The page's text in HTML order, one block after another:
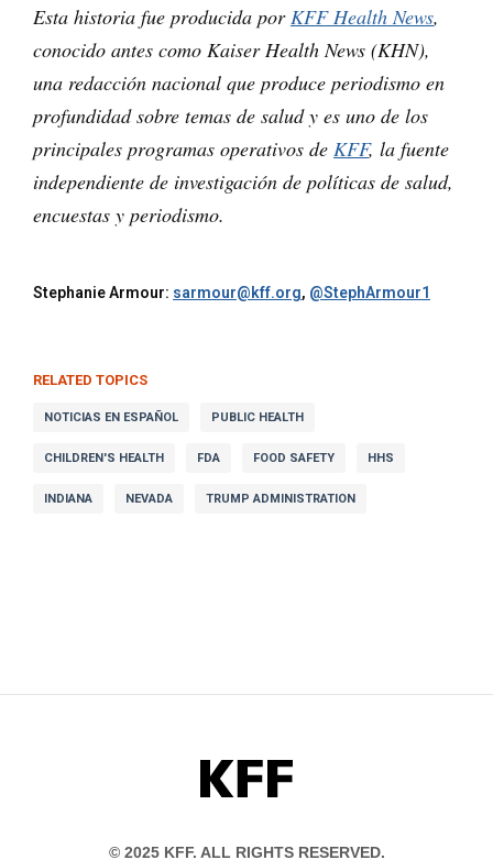
Esta historia fue producida porKFF Health News,
conocido antes como Kaiser Health News (KHN),
una redacción nacional que produce periodismo en
profundidad sobre temas de salud y es uno de los
principales programas operativos de KFF, la fuente
independiente de investigación de políticas de salud,
encuestas y periodismo.
Stephanie Armour: sarmour@kff.org, @StephArmour1
RELATED TOPICS
NOTICIAS EN ESPAÑOL PUBLIC HEALTH
CHILDREN'S HEALTH FDA FOOD SAFETY HHS
INDIANA NEVADA TRUMP ADMINISTRATION
KFF
© 2025 KFF. ALL RIGHTS RESERVED.